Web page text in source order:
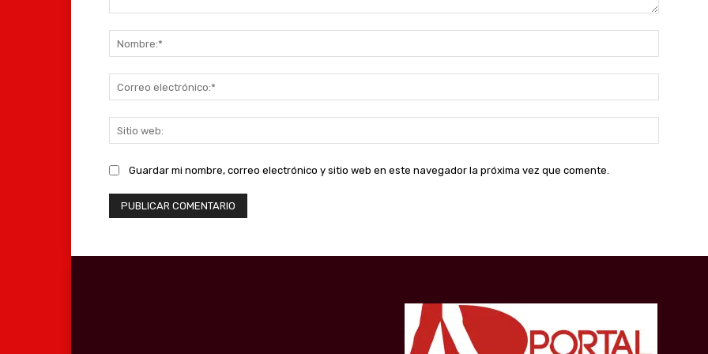
web:
Guardar mi nombre, correo electrónico y sitio web en este navegador la próxima vez que comente.